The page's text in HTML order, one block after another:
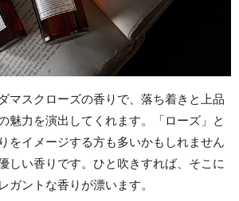
マスクローズの香りで、落ち着きと上品
魅力を演出してくれます。「ローズ」と
をイメージする方も多いかもしれません
しい香りです。ひと吹きすれば、そこに
ガントな香りが漂います。